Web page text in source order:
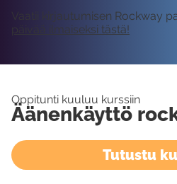
Vaatii kirjautumisen Rockway
päivää ilmaiseksi tästä!
Oppitunti kuuluu kurssiin
Äänenkäyttö
Tutustu